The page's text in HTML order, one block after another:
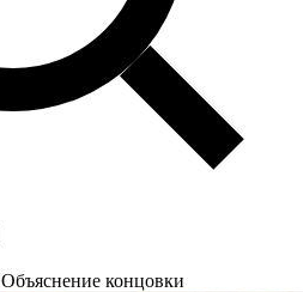
Объяснение концовки